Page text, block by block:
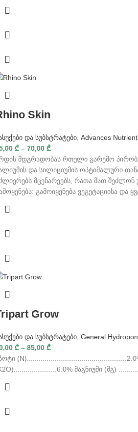
Skin
და სუბსტრატები, Advances
₾ – 70,00₾
მდგრადობას რთული გარემო
და სილიციუმის ოპტიმალური
მცენარეებს, რათა მათ შეძლონ
გამოიყენება ვეგეტაციისა
Grow
და სუბსტრატები General
₾ – 85,00₾
მაგნიუმი (მგ)